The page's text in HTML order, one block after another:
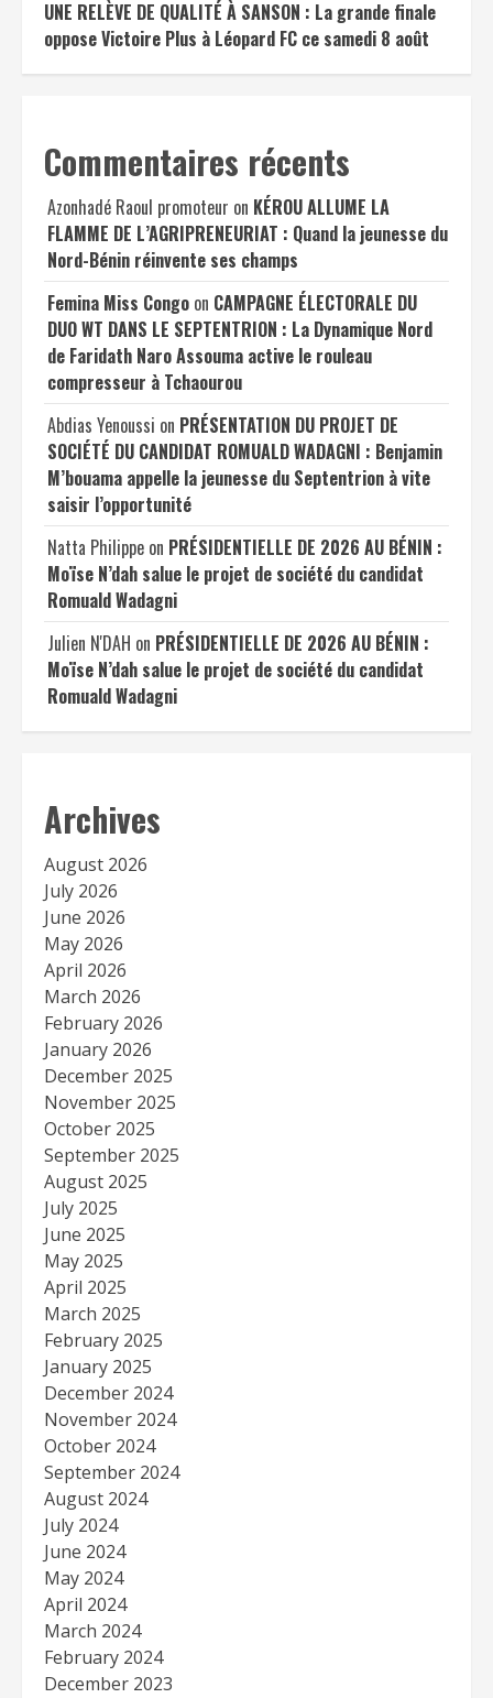
UNE RELÈVE DE QUALITÉ À SANSON : La grande finale
oppose Victoire Plus à Léopard FC ce samedi 8 août
Commentaires récents
Azonhadé Raoul promoteur on KÉROU ALLUME LA
FLAMME DE L’AGRIPRENEURIAT : Quand la jeunesse du
Nord-Bénin réinvente ses champs
Femina Miss Congo on CAMPAGNE ÉLECTORALE DU
DUO WT DANS LE SEPTENTRION : La Dynamique Nord
de Faridath Naro Assouma active le rouleau
compresseur à Tchaourou
Abdias Yenoussi on PRÉSENTATION DU PROJET DE
SOCIÉTÉ DU CANDIDAT ROMUALD WADAGNI : Benjamin
M’bouama appelle la jeunesse du Septentrion à vite
saisir l’opportunité
Natta Philippe on PRÉSIDENTIELLE DE 2026 AU BÉNIN :
Moïse N’dah salue le projet de société du candidat
Romuald Wadagni
Julien N'DAH on PRÉSIDENTIELLE DE 2026 AU BÉNIN :
Moïse N’dah salue le projet de société du candidat
Romuald Wadagni
Archives
August 2026
July 2026
June 2026
May 2026
April 2026
March 2026
February 2026
January 2026
December 2025
November 2025
October 2025
September 2025
August 2025
July 2025
June 2025
May 2025
April 2025
March 2025
February 2025
January 2025
December 2024
November 2024
October 2024
September 2024
August 2024
July 2024
June 2024
May 2024
April 2024
March 2024
February 2024
December 2023